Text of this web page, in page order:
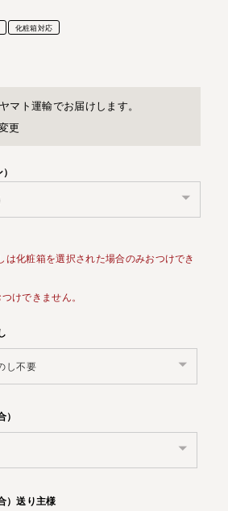
化粧箱対応
ヤマト運輸でお届けします。
更
は化粧箱を選択された場合のみおつけでき
けできません。
）送り主様